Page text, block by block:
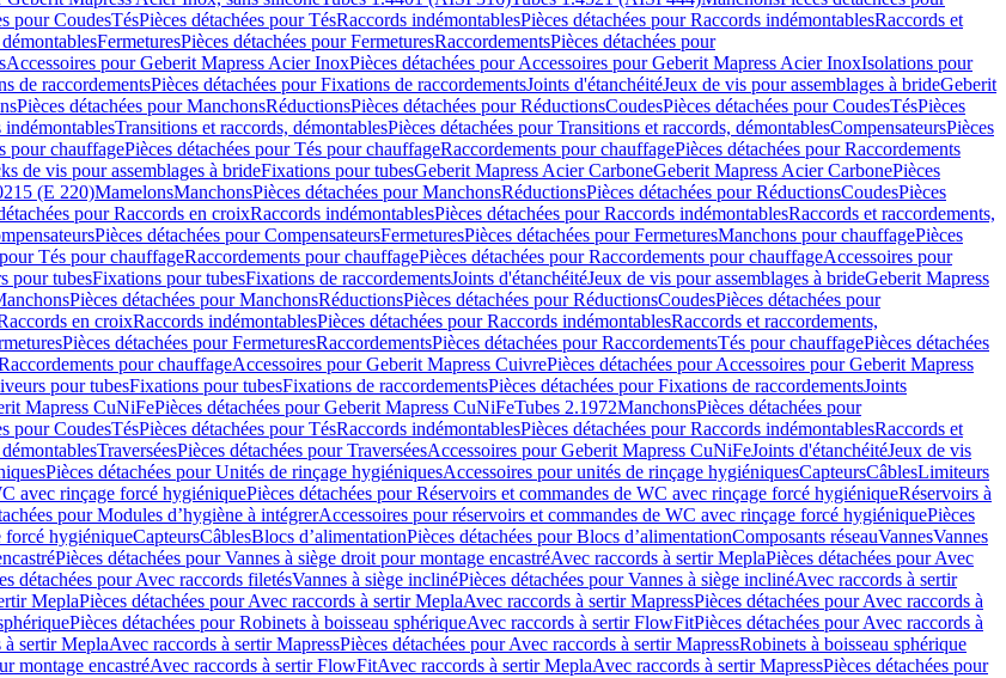
pour CoudesTésPièces détachées pour TésRaccords indémontablesPièces détachées pour Raccords indémontablesRaccords et
FermeturesPièces détachées pour FermeturesRaccordementsPièces détachées pour
Accessoires pour Geberit Mapress Acier InoxPièces détachées pour Accessoires pour Geberit Mapress Acier InoxIsolations pour
de raccordementsPièces détachées pour Fixations de raccordementsJoints d'étanchéitéJeux de vis pour assemblages à brideGeberit
Pièces détachées pour ManchonsRéductionsPièces détachées pour RéductionsCoudesPièces détachées pour CoudesTésPièces
indémontablesTransitions et raccords, démontablesPièces détachées pour Transitions et raccords, démontablesCompensateursPièces
pour chauffagePièces détachées pour Tés pour chauffageRaccordements pour chauffagePièces détachées pour Raccordements
de vis pour assemblages à brideFixations pour tubesGeberit Mapress Acier CarboneGeberit Mapress Acier CarbonePièces
(E 220)MamelonsManchonsPièces détachées pour ManchonsRéductionsPièces détachées pour RéductionsCoudesPièces
pour Raccords en croixRaccords indémontablesPièces détachées pour Raccords indémontablesRaccords et raccordements,
Pièces détachées pour CompensateursFermeturesPièces détachées pour FermeturesManchons pour chauffagePièces
Tés pour chauffageRaccordements pour chauffagePièces détachées pour Raccordements pour chauffageAccessoires pour
pour tubesFixations pour tubesFixations de raccordementsJoints d'étanchéitéJeux de vis pour assemblages à brideGeberit Mapress
Pièces détachées pour ManchonsRéductionsPièces détachées pour RéductionsCoudesPièces détachées pour
en croixRaccords indémontablesPièces détachées pour Raccords indémontablesRaccords et raccordements,
Pièces détachées pour FermeturesRaccordementsPièces détachées pour RaccordementsTés pour chauffagePièces détachées
pour chauffageAccessoires pour Geberit Mapress CuivrePièces détachées pour Accessoires pour Geberit Mapress
pour tubesFixations pour tubesFixations de raccordementsPièces détachées pour Fixations de raccordementsJoints
Mapress CuNiFePièces détachées pour Geberit Mapress CuNiFeTubes 2.1972ManchonsPièces détachées pour
pour CoudesTésPièces détachées pour TésRaccords indémontablesPièces détachées pour Raccords indémontablesRaccords et
TraverséesPièces détachées pour TraverséesAccessoires pour Geberit Mapress CuNiFeJoints d'étanchéitéJeux de vis
Pièces détachées pour Unités de rinçage hygiéniquesAccessoires pour unités de rinçage hygiéniquesCapteursCâblesLimiteurs
avec rinçage forcé hygiéniquePièces détachées pour Réservoirs et commandes de WC avec rinçage forcé hygiéniqueRéservoirs à
pour Modules d’hygiène à intégrerAccessoires pour réservoirs et commandes de WC avec rinçage forcé hygiéniquePièces
forcé hygiéniqueCapteursCâblesBlocs d’alimentationPièces détachées pour Blocs d’alimentationComposants réseauVannesVannes
Pièces détachées pour Vannes à siège droit pour montage encastréAvec raccords à sertir MeplaPièces détachées pour Avec
détachées pour Avec raccords filetésVannes à siège inclinéPièces détachées pour Vannes à siège inclinéAvec raccords à sertir
MeplaPièces détachées pour Avec raccords à sertir MeplaAvec raccords à sertir MapressPièces détachées pour Avec raccords à
Pièces détachées pour Robinets à boisseau sphériqueAvec raccords à sertir FlowFitPièces détachées pour Avec raccords à
à sertir MeplaAvec raccords à sertir MapressPièces détachées pour Avec raccords à sertir MapressRobinets à boisseau sphérique
montage encastréAvec raccords à sertir FlowFitAvec raccords à sertir MeplaAvec raccords à sertir MapressPièces détachées pour